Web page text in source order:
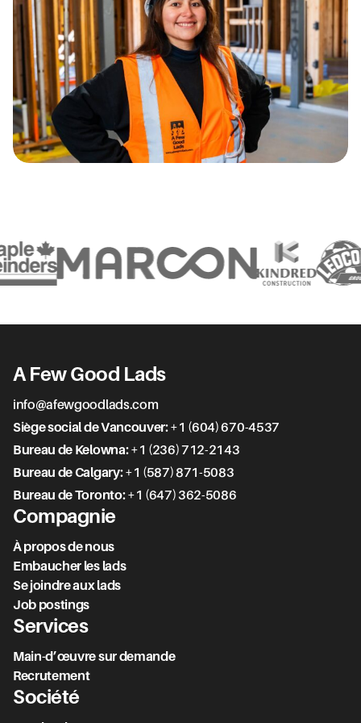
A Few Good Lads
info@afewgoodlads.com
Siège social de Vancouver:+1 (604) 670-4537
Bureau de Kelowna:+1 (236) 712-2143
Bureau de Calgary:+1 (587) 871-5083
Bureau de Toronto:+1 (647) 362-5086
Compagnie
À propos de nous
Embaucher les lads
Se joindre aux lads
Job postings
Services
Main-d’œuvre sur demande
Recrutement
Société